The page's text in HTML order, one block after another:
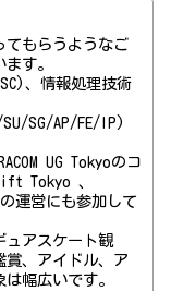
てもらうようなご
す。
、情報処理技術
SU/SG/AP/FE/IP)
UG Tokyoのコ
Tokyo 、
運営にも参加して
ュアスケート観
賞、アイドル、ア
幅広いです。